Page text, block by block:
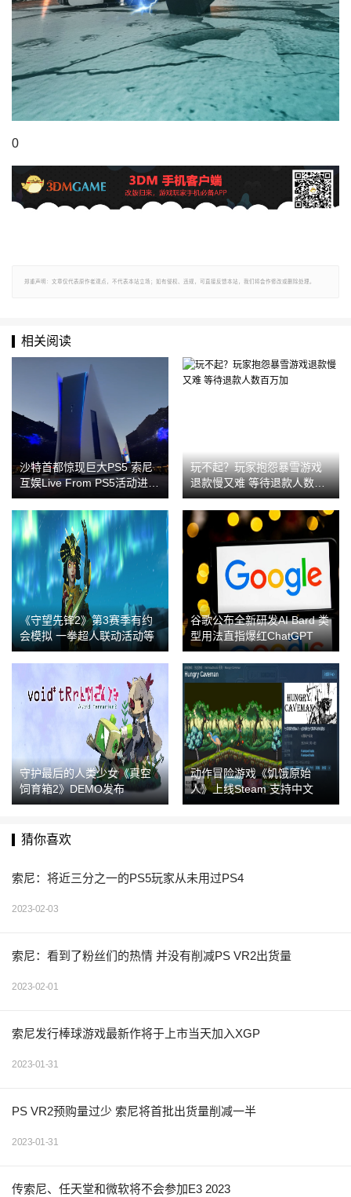
0
郑重声明：文章仅代表原作者观点，不代表本站立场；如有侵权、违规，可直接反馈本站，我们将会作修改或删除处理。
相关阅读
沙特首都惊现巨大PS5 索尼
互娱Live From PS5活动进行
中
玩不起？玩家抱怨暴雪游戏
退款慢又难 等待退款人数百
万加
《守望先锋2》第3赛季有约
会模拟 一拳超人联动活动等
谷歌公布全新研发AI Bard 类
型用法直指爆红ChatGPT
守护最后的人类少女《真空
饲育箱2》DEMO发布
动作冒险游戏《饥饿原始
人》上线Steam 支持中文
猜你喜欢
索尼：将近三分之一的PS5玩家从未用过PS4
2023-02-03
索尼：看到了粉丝们的热情 并没有削减PS VR2出货量
2023-02-01
索尼发行棒球游戏最新作将于上市当天加入XGP
2023-01-31
PS VR2预购量过少 索尼将首批出货量削减一半
2023-01-31
传索尼、任天堂和微软将不会参加E3 2023